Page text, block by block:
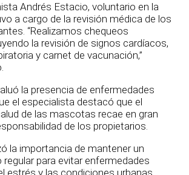
Andrés Estacio, voluntario en la
a cargo de la revisión médica de los
“Realizamos chequeos
la revisión de signos cardíacos,
y carnet de vacunación,”
la presencia de enfermedades
el especialista destacó que el
de las mascotas recae en gran
de los propietarios.
la importancia de mantener un
para evitar enfermedades